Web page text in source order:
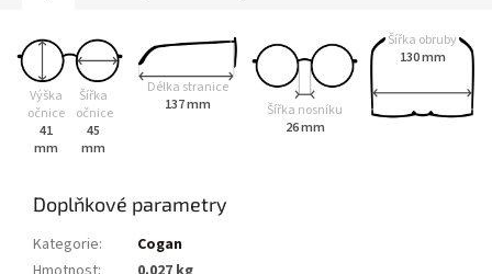
Výška
očnice
41
mm
Šířka
očnice
45
mm
Délka stranice
137 mm
Šířka nosníku
26 mm
Šířka obruby
130 mm
Doplňkové parametry
Kategorie:
Cogan